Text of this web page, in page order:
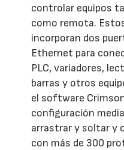
controlar equipos
como remota.
incorporan dos
Ethernet para
PLC, variadores,
barras y otros
el software
configuración
arrastrar y soltar y
con más de 300